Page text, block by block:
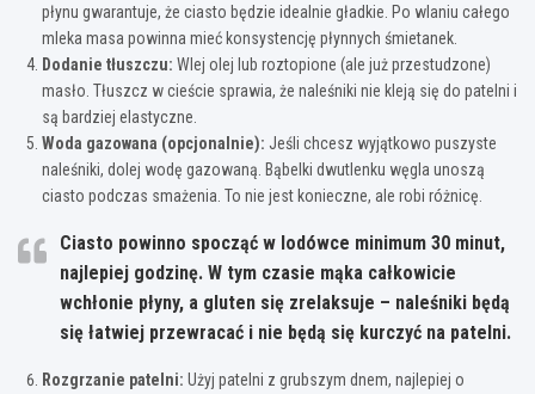
płynu gwarantuje, że ciasto będzie idealnie gładkie. Po wlaniu całego
mleka masa powinna mieć konsystencję płynnych śmietanek.
Dodanie tłuszczu: Wlej olej lub roztopione (ale już przestudzone)
masło. Tłuszcz w cieście sprawia, że naleśniki nie kleją się do patelni i
są bardziej elastyczne.
Woda gazowana (opcjonalnie): Jeśli chcesz wyjątkowo puszyste
naleśniki, dolej wodę gazowaną. Bąbelki dwutlenku węgla unoszą
ciasto podczas smażenia. To nie jest konieczne, ale robi różnicę.
Ciasto powinno spocząć w lodówce minimum 30 minut,
najlepiej godzinę. W tym czasie mąka całkowicie
wchłonie płyny, a gluten się zrelaksuje – naleśniki będą
się łatwiej przewracać i nie będą się kurczyć na patelni.
Rozgrzanie patelni: Użyj patelni z grubszym dnem, najlepiej o